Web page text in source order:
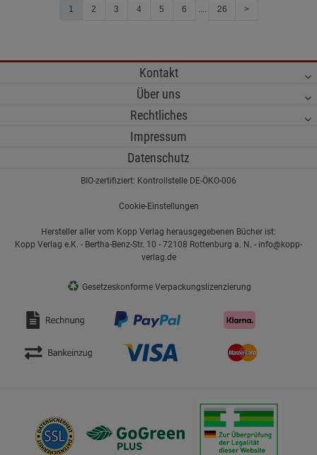
1 2 3 4 5 6 26 >
Kontakt
Über uns
Rechtliches
Impressum
Datenschutz
BIO-zertifiziert: Kontrollstelle DE-ÖKO-006
Cookie-Einstellungen
Hersteller aller vom Kopp Verlag herausgegebenen Bücher ist:
Kopp Verlag e.K. - Bertha-Benz-Str. 10 - 72108 Rottenburg a. N. - info@kopp-
verlag.de
♻ Gesetzeskonforme Verpackungslizenzierung